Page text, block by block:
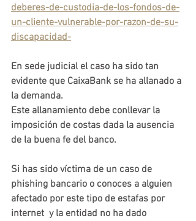
deberes-de-custodia-de-los-fondos-de-
un-cliente-vulnerable-por-razon-de-su-
discapacidad-
En sede judicial el caso ha sido tan
evidente que CaixaBank se ha allanado a
la demanda.
Este allanamiento debe conllevar la
imposición de costas dada la ausencia
de la buena fe del banco.
Si has sido víctima de un caso de
phishing bancario o conoces a alguien
afectado por este tipo de estafas por
internet  y la entidad no ha dado